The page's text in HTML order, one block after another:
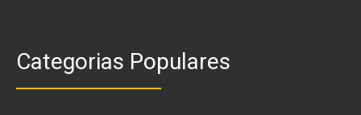
Categorias Populares